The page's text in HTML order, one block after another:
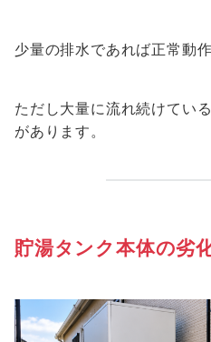
少量の排水であれば正常動
ただし大量に流れ続けてい
があります。
貯湯タンク本体の劣